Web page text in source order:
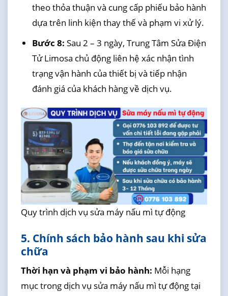
theo thỏa thuận và cung cấp phiếu bảo hành
dựa trên linh kiện thay thế và phạm vi xử lý.
Bước 8: Sau 2 – 3 ngày, Trung Tâm Sửa Điện
Tử Limosa chủ động liên hệ xác nhận tình
trạng vận hành của thiết bị và tiếp nhận
đánh giá của khách hàng về dịch vụ.
Quy trình dịch vụ sửa máy nấu mì tự động
5. Chính sách bảo hành sau khi sửa
chữa
Thời hạn và phạm vi bảo hành: Mỗi hạng
mục trong dịch vụ sửa máy nấu mì tự động tại